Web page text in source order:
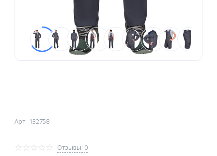
Арт 132758
Отзывы: 0